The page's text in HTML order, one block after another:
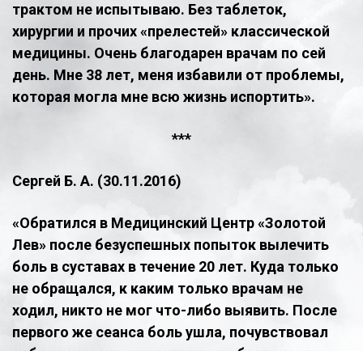
трактом не испытываю. Без таблеток,
хирургии и прочих «прелестей» классической
медицины. Очень благодарен врачам по сей
день. Мне 38 лет, меня избавили от проблемы,
которая могла мне всю жизнь испортить».
***
Сергей Б. А. (30.11.2016)
​«Обратился в Медицинский Центр «Золотой
Лев» после безуспешных попыток вылечить
боль в суставах в течение 20 лет. Куда только
не обращался, к каким только врачам не
ходил, никто не мог что-либо выявить. После
первого же сеанса боль ушла, почувствовал